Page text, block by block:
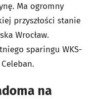
Ma ogromny
przyszłości stanie
Wrocław.
sparingu WKS-
na